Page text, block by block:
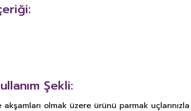
Şekli:
olmak üzere ürünü parmak